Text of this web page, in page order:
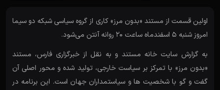
اولین قسمت از مستند «بدون مرز» کاری از گروه سیاسی شبکه دو سیما
امروز شنبه 5 اسفندماه ساعت 20 روانه آنتن می‌شود.
به گزارش سایت خانه مستند و به نقل از خبرگزاری فارس، مستند
«بدون مرز» با تمرکز بر سیاست خارجی، تولید شده و محور اصلی آن
گفت و گو با شخصیت ها و سیاستمداران جهان است. این برنامه در